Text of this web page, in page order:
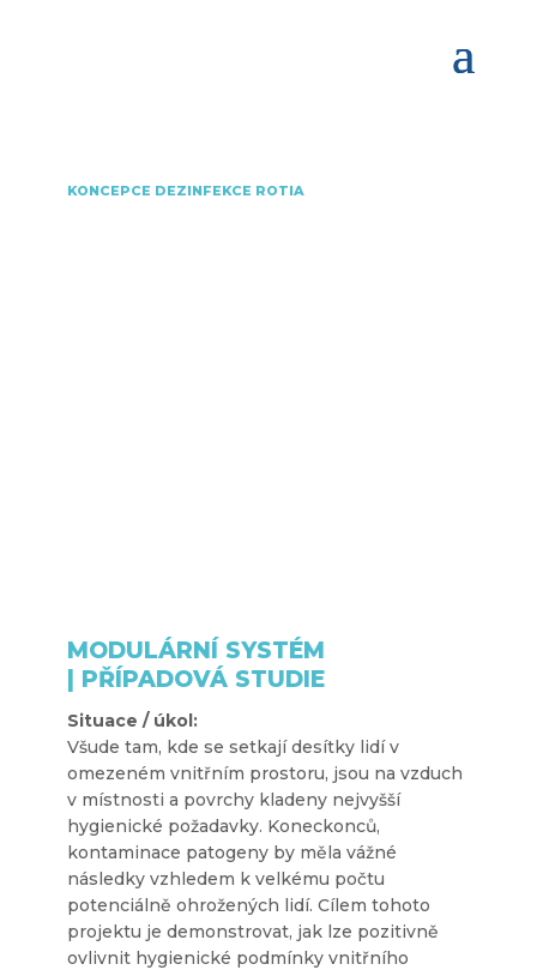
KONCEPCE DEZINFEKCE ROTIA
MODULÁRNÍ SYSTÉM
PŘÍPADOVÁ STUDIE
Situace / úkol:
Všude tam, kde se setkají desítky lidí v
omezeném vnitřním prostoru, jsou na vzduch
v místnosti a povrchy kladeny nejvyšší
hygienické požadavky. Koneckonců,
kontaminace patogeny by měla vážné
následky vzhledem k velkému počtu
potenciálně ohrožených lidí. Cílem tohoto
projektu je demonstrovat, jak lze pozitivně
ovlivnit hygienické podmínky vnitřního